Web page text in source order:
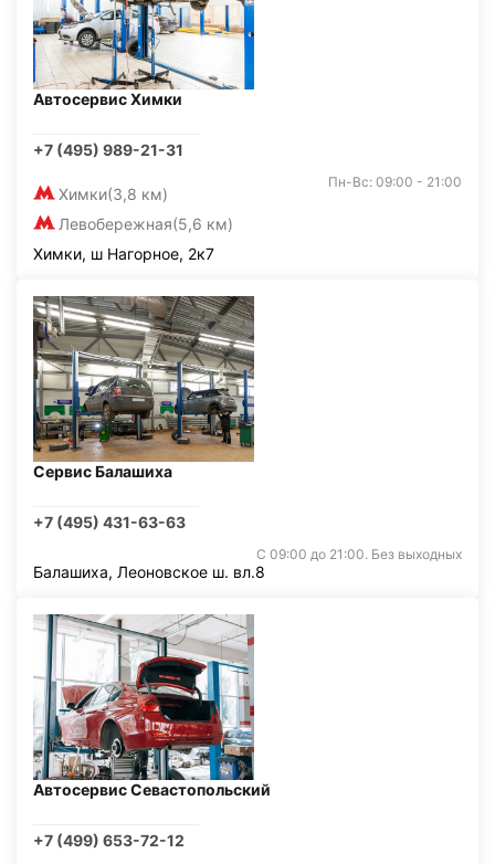
Автосервис Химки
+7 (495) 989-21-31
Химки(3,8 км)
Левобережная(5,6 км)
Пн-Вс: 09:00 - 21:00
Химки, ш Нагорное, 2к7
Сервис Балашиха
+7 (495) 431-63-63
С 09:00 до 21:00. Без выходных
Балашиха, Леоновское ш. вл.8
Автосервис Севастопольский
+7 (499) 653-72-12